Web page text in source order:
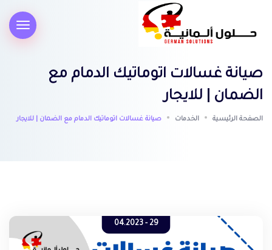
صيانة غسالات اتوماتيك الدمام مع
الضمان | للايجار
الصفحة الرئيسية الخدمات صيانة غسالات اتوماتيك الدمام مع الضمان | للايجار
29 - 04.2023